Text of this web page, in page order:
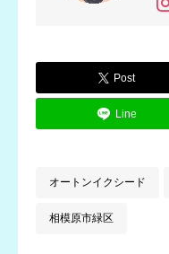
Post
Line
オートンイクシード
相模原市緑区